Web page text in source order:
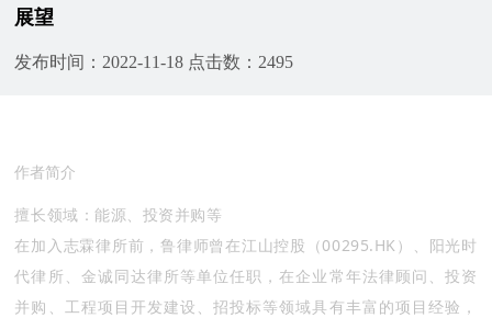
展望
发布时间：2022-11-18 点击数：2495
作者简介
擅长领域：能源、投资并购等
在加入志霖律所前，鲁律师曾在江山控股（00295.HK）、阳光时
代律所、金诚同达律所等单位任职，在企业常年法律顾问、投资
并购、工程项目开发建设、招投标等领域具有丰富的项目经验，